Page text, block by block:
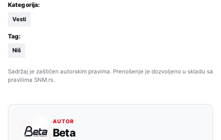
Kategorija:
Vesti
Tag:
Niš
Sadržaj je zaštićen autorskim pravima. Prenošenje je dozvoljeno u skladu sa
pravilima SNM.rs.
AUTOR
Beta